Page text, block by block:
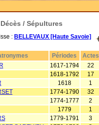
Décès / Sépultures
: BELLEVAUX [Haute Savoie]
Périodes
Actes
1617-1794
22
1618-1792
17
1618
1
1774-1790
32
1774-1777
2
1779
1
1779-1791
3